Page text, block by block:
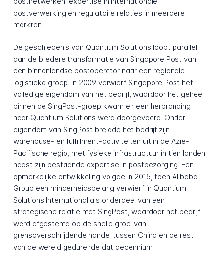
postverwerking en regulatoire relaties in meerdere
markten.
De geschiedenis van Quantium Solutions loopt parallel
aan de bredere transformatie van Singapore Post van
een binnenlandse postoperator naar een regionale
logistieke groep. In 2009 verwierf Singapore Post het
volledige eigendom van het bedrijf, waardoor het geheel
binnen de SingPost-groep kwam en een herbranding
naar Quantium Solutions werd doorgevoerd. Onder
eigendom van SingPost breidde het bedrijf zijn
warehouse- en fulfillment-activiteiten uit in de Azië-
Pacifische regio, met fysieke infrastructuur in tien landen
naast zijn bestaande expertise in postbezorging. Een
opmerkelijke ontwikkeling volgde in 2015, toen Alibaba
Group een minderheidsbelang verwierf in Quantium
Solutions International als onderdeel van een
strategische relatie met SingPost, waardoor het bedrijf
werd afgestemd op de snelle groei van
grensoverschrijdende handel tussen China en de rest
van de wereld gedurende dat decennium.